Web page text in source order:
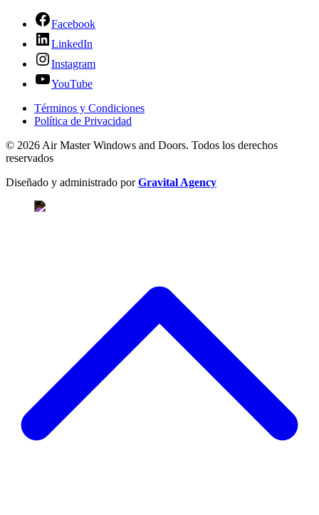
Facebook
LinkedIn
Instagram
YouTube
Términos y Condiciones
Política de Privacidad
© 2026 Air Master Windows and Doors. Todos los derechos
reservados
Diseñado y administrado porGravital Agency